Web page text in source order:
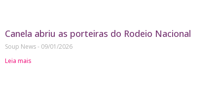
Canela abriu as porteiras do Rodeio Nacional
Soup News
09/01/2026
Leia mais